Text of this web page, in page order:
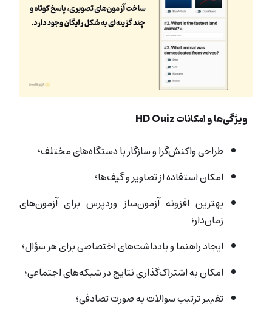
ویژگی‌ها و امکانات HD Quiz
طراحی واکنش‌گرا و سازگار با دستگاه‌های مختلف؛
امکان استفاده از تصاویر و گیف‌ها؛
بهترین افزونه آزمون‌ساز وردپرس برای آزمون‌های
زمان‌دار؛
ایجاد راهنما و یادداشت‌های اختصاصی برای هر سؤال؛
امکان به اشتراک‌گذاری نتایج در شبکه‌های اجتماعی؛
تغییر ترتیب سوالات به صورت تصادفی؛